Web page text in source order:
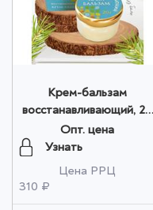
Крем-бальзам
восстанавливающий, 20
гр. оптом
Опт. цена
Узнать
Цена РРЦ
310 ₽